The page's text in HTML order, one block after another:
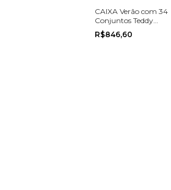
CAIXA Verão com 34
Conjuntos Teddy
Hrradinho Mista
Menina e Menino nos
R$846,60